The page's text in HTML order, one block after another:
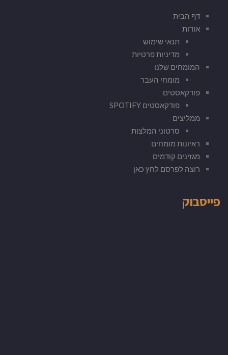
דף הבית
אודות
תנאי שימוש
מדיניות פרטיות
המומחים שלנו
מומחי העבר
פודקאסטים
פודקאסטים SPOTIFY
ממליצים
סרטוני המלצות
ראיונות מומחים
מגזינים קודמים
רוצה לפרסם לחץ כאן
פייסבוק